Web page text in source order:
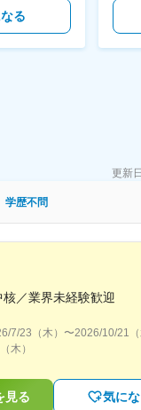
る
更新
学歴不問
／業界未経験歓迎
7/23（木） 〜2026/10/21（
木）
見る 気に